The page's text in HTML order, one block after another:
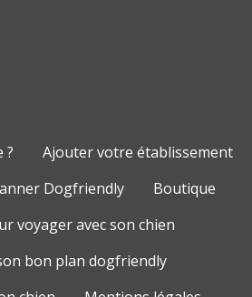
?
Ajouter votre établissement
Dogfriendly
Boutique
voyager avec son chien
bon plan dogfriendly